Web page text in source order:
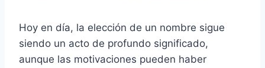
Hoy en día, la elección de un nombre sigue
siendo un acto de profundo significado,
aunque las motivaciones pueden haber